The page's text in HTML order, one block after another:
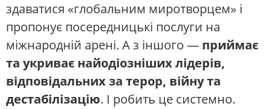
здаватися «глобальним миротворцем» і
пропонує посередницькі послуги на
міжнародній арені. А з іншого — приймає
та укриває найодіозніших лідерів,
відповідальних за терор, війну та
дестабілізацію. І робить це системно.